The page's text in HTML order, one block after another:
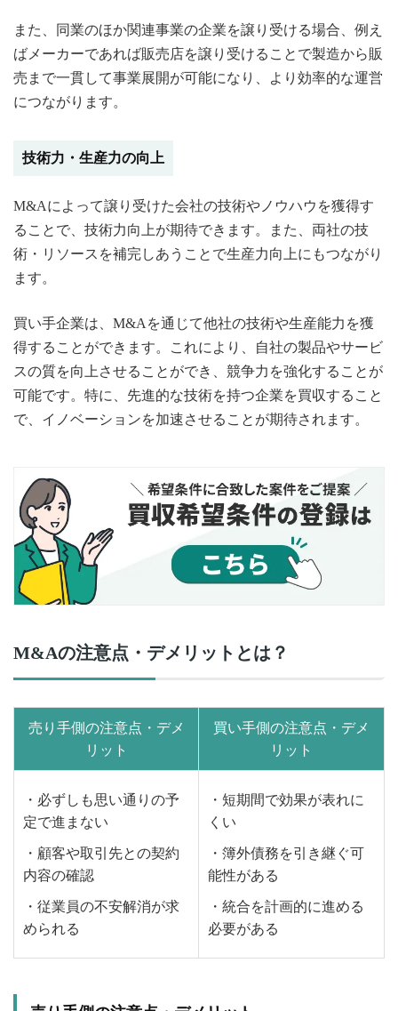
また、同業のほか関連事業の企業を譲り受ける場合、例え
ばメーカーであれば販売店を譲り受けることで製造から販
売まで一貫して事業展開が可能になり、より効率的な運営
につながります。
技術力・生産力の向上
M&Aによって譲り受けた会社の技術やノウハウを獲得す
ることで、技術力向上が期待できます。また、両社の技
術・リソースを補完しあうことで生産力向上にもつながり
ます。
買い手企業は、M&Aを通じて他社の技術や生産能力を獲
得することができます。これにより、自社の製品やサービ
スの質を向上させることができ、競争力を強化することが
可能です。特に、先進的な技術を持つ企業を買収すること
で、イノベーションを加速させることが期待されます。
M&Aの注意点・デメリットとは？
売り手側の注意点・デメ
リット
買い手側の注意点・デメ
リット
・必ずしも思い通りの予
定で進まない
・顧客や取引先との契約
内容の確認
・従業員の不安解消が求
められる
・短期間で効果が表れに
くい
・簿外債務を引き継ぐ可
能性がある
・統合を計画的に進める
必要がある